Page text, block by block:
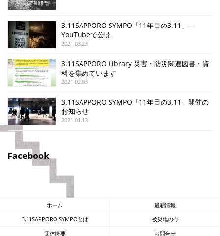
3.11SAPPORO SYMPO「11年目の3.11」—
YouTubeで公開
2021.03.23
3.11SAPPORO Library 災害・防災関連図書・資
料を集めています
2021.02.03
3.11SAPPORO SYMPO「11年目の3.11」開催の
お知らせ
2021.01.13
Facebook
ホーム
最新情報
3.11SAPPORO SYMPOとは
被災地の今
団体概要
お問合せ